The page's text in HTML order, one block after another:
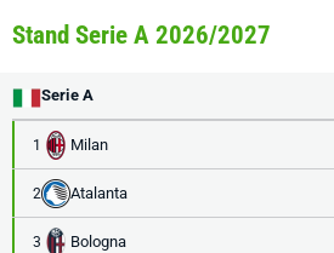
Stand Serie A 2026/2027
Serie A
1 Milan
2 Atalanta
3 Bologna